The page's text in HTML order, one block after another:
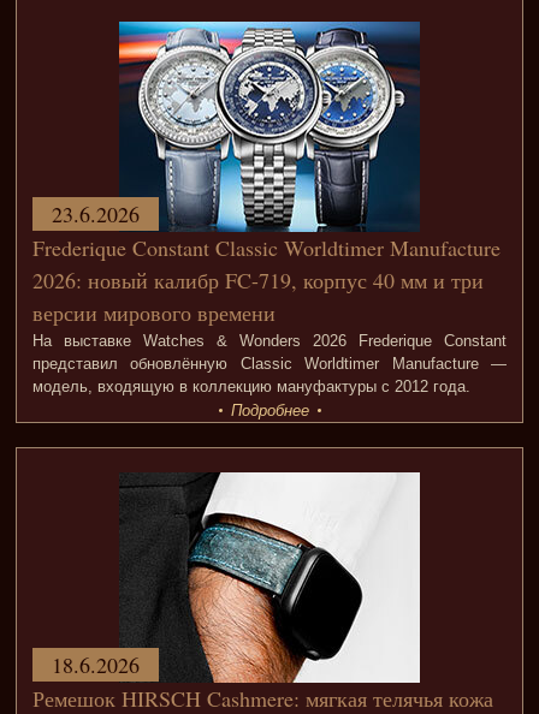
Frederique Constant Classic Worldtimer Manufacture
2026: новый калибр FC-719, корпус 40 мм и три
версии мирового времени
На выставке Watches & Wonders 2026 Frederique Constant
представил обновлённую Classic Worldtimer Manufacture —
модель, входящую в коллекцию мануфактуры с 2012 года.
23.6.2026
Подробнее
Ремешок HIRSCH Cashmere: мягкая телячья кожа
18.6.2026